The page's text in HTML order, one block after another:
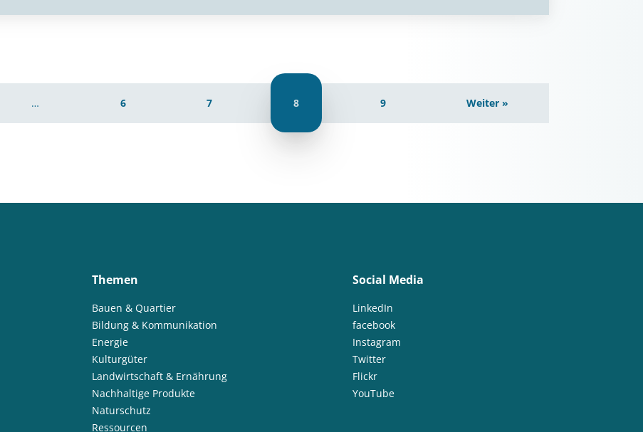
… 6 7 8 9 Weiter »
Themen
Bauen & Quartier
Bildung & Kommunikation
Energie
Kulturgüter
Landwirtschaft & Ernährung
Nachhaltige Produkte
Naturschutz
Ressourcen
Social Media
LinkedIn
facebook
Instagram
Twitter
Flickr
YouTube